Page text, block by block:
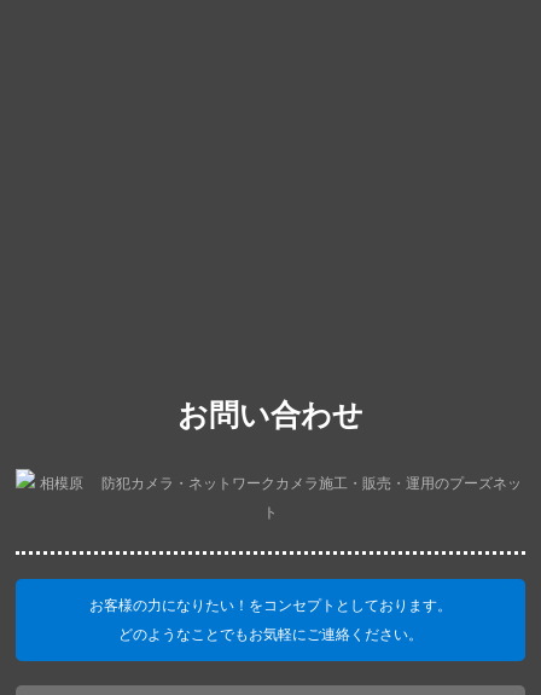
お問い合わせ
お客様の力になりたい！をコンセプトとしております。
どのようなことでもお気軽にご連絡ください。